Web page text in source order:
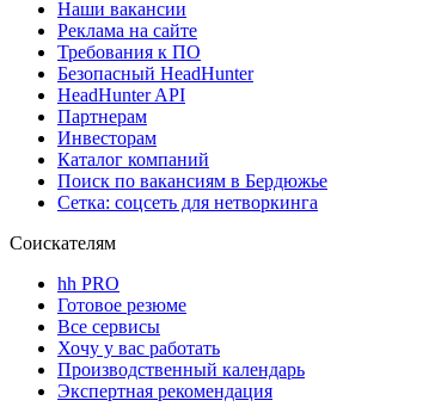
Наши вакансии
Реклама на сайте
Требования к ПО
Безопасный HeadHunter
HeadHunter API
Партнерам
Инвесторам
Каталог компаний
Поиск по вакансиям в Бердюжье
Сетка: соцсеть для нетворкинга
Соискателям
hh PRO
Готовое резюме
Все сервисы
Хочу у вас работать
Производственный календарь
Экспертная рекомендация